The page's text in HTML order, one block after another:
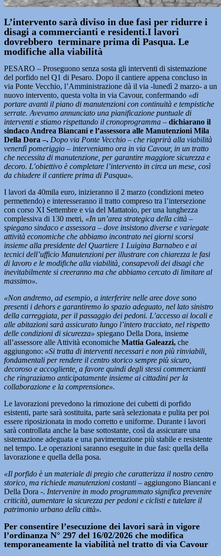
L’intervento sarà diviso in due fasi per ridurre i
disagi a commercianti e residenti.I lavori
dovrebbero terminare prima di Pasqua. Le
modifiche alla viabilità
PESARO – Proseguono senza sosta gli interventi di sistemazione
del porfido nel Q1 di Pesaro. Dopo il cantiere appena concluso in
via Ponte Vecchio, l’Amministrazione dà il via -lunedì 2 marzo- a un
nuovo intervento, questa volta in via Cavour, confermando «di
portare avanti il piano di manutenzioni con continuità e tempistiche
serrate. Avevamo annunciato una pianificazione puntuale di
interventi e stiamo rispettando il cronoprogramma – dichiarano il
sindaco Andrea Biancani e l’assessora alle Manutenzioni Mila
Della Dora –. Dopo via Ponte Vecchio – che riaprirà alla viabilità
venerdì pomeriggio – interveniamo ora in via Cavour, in un tratto
che necessita di manutenzione, per garantire maggiore sicurezza e
decoro. L’obiettivo è completare l’intervento in circa un mese, così
da chiudere il cantiere prima di Pasqua».
I lavori da 40mila euro, inizieranno il 2 marzo (condizioni meteo
permettendo) e interesseranno il tratto compreso tra l’intersezione
con corso XI Settembre e via del Mattatoio, per una lunghezza
complessiva di 130 metri, «In un’area strategica della città –
spiegano sindaco e assessora – dove insistono diverse e variegate
attività economiche che abbiamo incontrato nei giorni scorsi
insieme alla presidente del Quartiere 1 Luigina Barnabeo e ai
tecnici dell’ufficio Manutenzioni per illustrare con chiarezza le fasi
di lavoro e le modifiche alla viabilità, consapevoli dei disagi che
inevitabilmente si creeranno ma che abbiamo cercato di limitare al
massimo».
«Non andremo, ad esempio, a interferire nelle aree dove sono
presenti i dehors e garantiremo lo spazio adeguato, nel lato sinistro
della carreggiata, per il passaggio dei pedoni. L’accesso ai locali e
alle abitazioni sarà assicurato lungo l’intero tracciato, nel rispetto
delle condizioni di sicurezza» spiegano Della Dora, insieme
all’assessore alle Attività economiche Mattia Galeazzi, che
aggiungono: «Si tratta di interventi necessari e non più rinviabili,
fondamentali per rendere il centro storico sempre più sicuro,
decoroso e accogliente, a favore quindi degli stessi commercianti
che ringraziamo anticipatamente insieme ai cittadini per la
collaborazione e la comprensione».
Le lavorazioni prevedono la rimozione dei cubetti di porfido
esistenti, parte sarà sostituita, parte sarà selezionata e pulita per poi
essere riposizionata in modo corretto e uniforme. Durante i lavori
sarà controllata anche la base sottostante, così da assicurare una
sistemazione adeguata e una pavimentazione più stabile e resistente
nel tempo. Le operazioni saranno eseguite in due fasi: quella della
lavorazione e quella della posa.
«Il porfido è un materiale di pregio che caratterizza il nostro centro
storico, ma richiede manutenzioni costanti – aggiungono Biancani e
Della Dora -. Intervenire in modo programmato significa prevenire
criticità, aumentare la sicurezza per pedoni e ciclisti e tutelare il
patrimonio urbano della città».
Per consentire l’esecuzione dei lavori sarà in vigore
l’ordinanza N° 297 del 16/02/2026 che modifica
temporaneamente la viabilità nel tratto di via Cavour